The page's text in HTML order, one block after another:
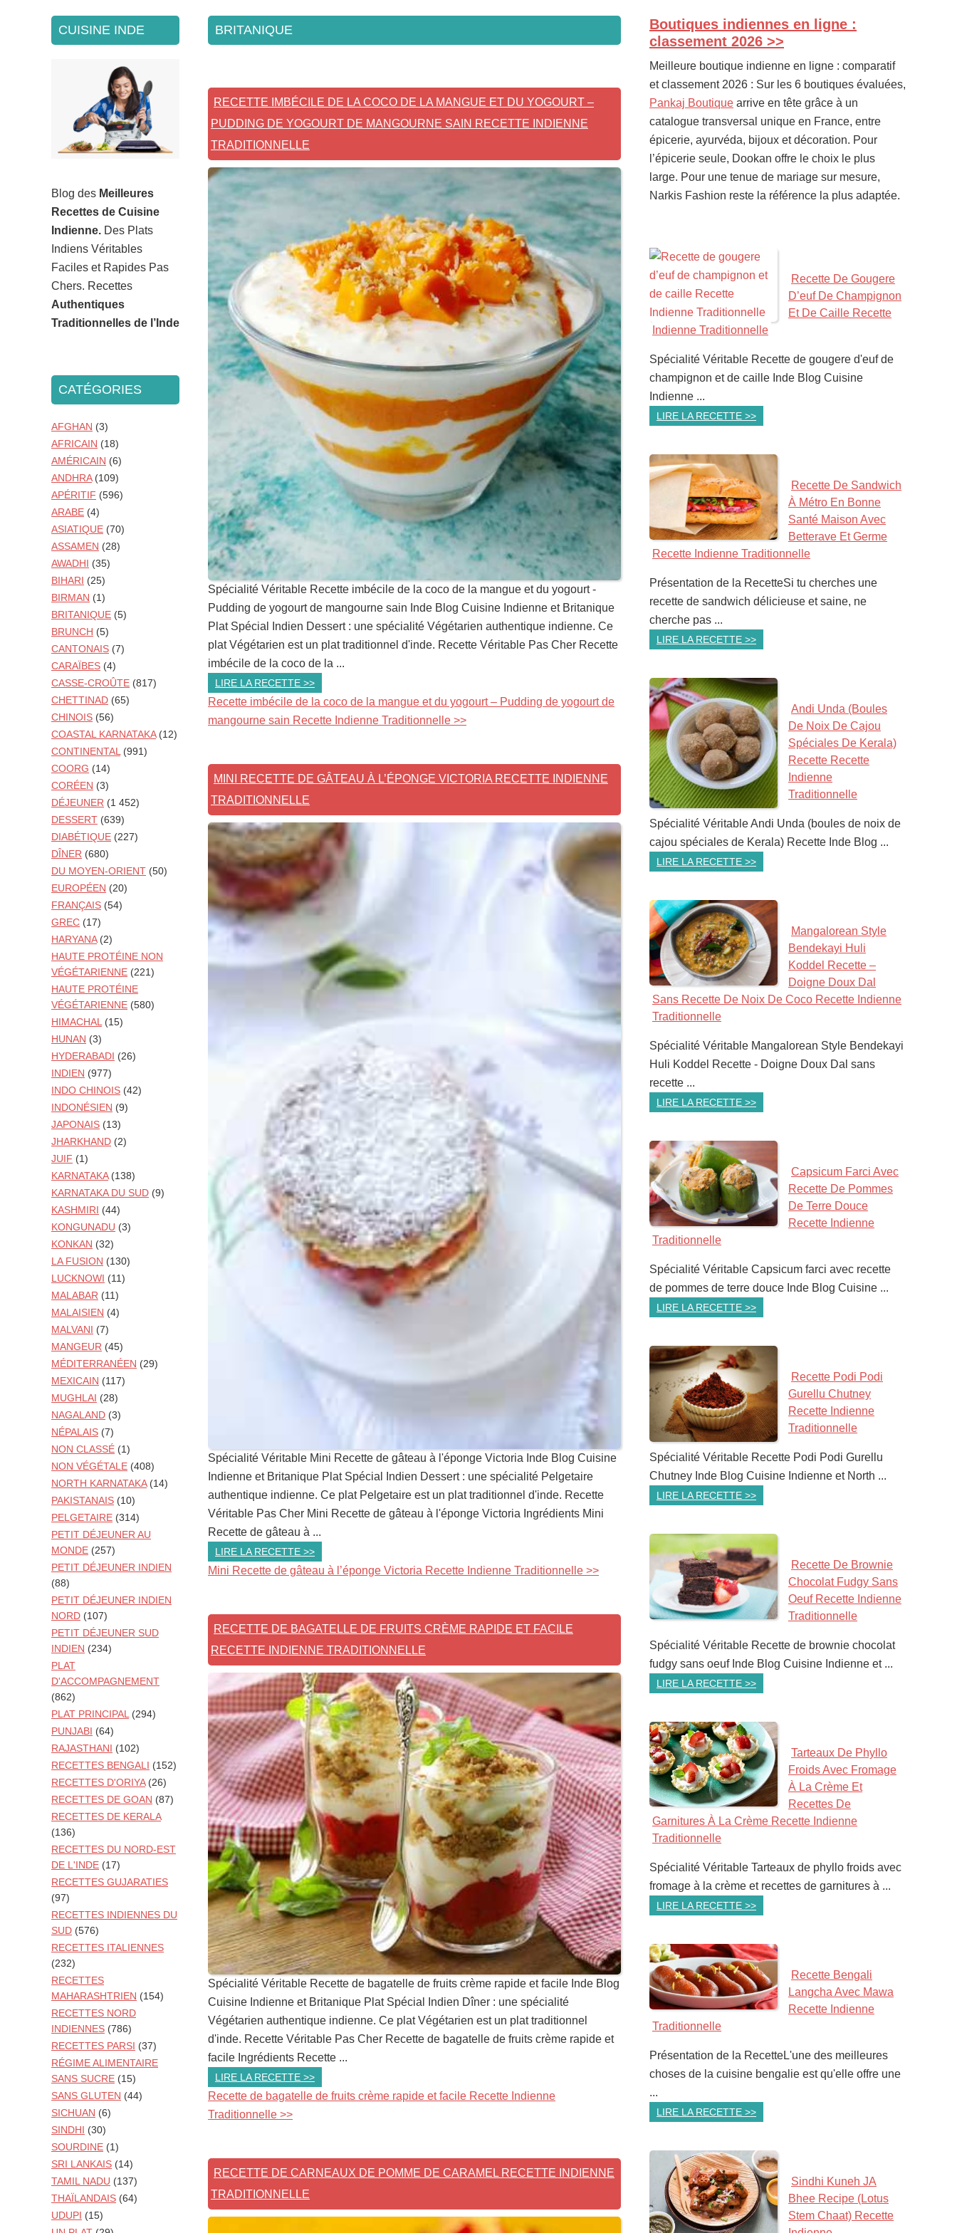
BRITANIQUE
RECETTE IMBÉCILE DE LA COCO DE LA MANGUE ET DU YOGOURT –
PUDDING DE YOGOURT DE MANGOURNE SAIN RECETTE INDIENNE
TRADITIONNELLE
Spécialité Véritable Recette imbécile de la coco de la mangue et du yogourt -
Pudding de yogourt de mangourne sain Inde Blog Cuisine Indienne et Britanique
Plat Spécial Indien Dessert : une spécialité Végétarien authentique indienne. Ce
plat Végétarien est un plat traditionnel d'inde. Recette Véritable Pas Cher Recette
imbécile de la coco de la ...
LIRE LA RECETTE >>
Recette imbécile de la coco de la mangue et du yogourt – Pudding de yogourt de
mangourne sain Recette Indienne Traditionnelle >>
MINI RECETTE DE GÂTEAU À L’ÉPONGE VICTORIA RECETTE INDIENNE
TRADITIONNELLE
Spécialité Véritable Mini Recette de gâteau à l'éponge Victoria Inde Blog Cuisine
Indienne et Britanique Plat Spécial Indien Dessert : une spécialité Pelgetaire
authentique indienne. Ce plat Pelgetaire est un plat traditionnel d'inde. Recette
Véritable Pas Cher Mini Recette de gâteau à l'éponge Victoria Ingrédients Mini
Recette de gâteau à ...
LIRE LA RECETTE >>
Mini Recette de gâteau à l’éponge Victoria Recette Indienne Traditionnelle >>
RECETTE DE BAGATELLE DE FRUITS CRÈME RAPIDE ET FACILE
RECETTE INDIENNE TRADITIONNELLE
Spécialité Véritable Recette de bagatelle de fruits crème rapide et facile Inde Blog
Cuisine Indienne et Britanique Plat Spécial Indien Dîner : une spécialité
Végétarien authentique indienne. Ce plat Végétarien est un plat traditionnel
d'inde. Recette Véritable Pas Cher Recette de bagatelle de fruits crème rapide et
facile Ingrédients Recette ...
LIRE LA RECETTE >>
Recette de bagatelle de fruits crème rapide et facile Recette Indienne
Traditionnelle >>
RECETTE DE CARNEAUX DE POMME DE CARAMEL RECETTE INDIENNE
TRADITIONNELLE
PRIMARY
SIDEBAR
Boutiques indiennes en ligne :
classement 2026 >>
Meilleure boutique indienne en ligne : comparatif
et classement 2026 : Sur les 6 boutiques évaluées,
Pankaj Boutique arrive en tête grâce à un
catalogue transversal unique en France, entre
épicerie, ayurvéda, bijoux et décoration. Pour
l’épicerie seule, Dookan offre le choix le plus
large. Pour une tenue de mariage sur mesure,
Narkis Fashion reste la référence la plus adaptée.
Recette De Gougere
D’euf De Champignon
Et De Caille Recette
Indienne Traditionnelle
Spécialité Véritable Recette de gougere d'euf de
champignon et de caille Inde Blog Cuisine
Indienne ...
LIRE LA RECETTE >>
Recette De Sandwich
À Métro En Bonne
Santé Maison Avec
Betterave Et Germe
Recette Indienne Traditionnelle
Présentation de la RecetteSi tu cherches une
recette de sandwich délicieuse et saine, ne
cherche pas ...
LIRE LA RECETTE >>
Andi Unda (boules
De Noix De Cajou
Spéciales De Kerala)
Recette Recette
Indienne
Traditionnelle
Spécialité Véritable Andi Unda (boules de noix de
cajou spéciales de Kerala) Recette Inde Blog ...
LIRE LA RECETTE >>
Mangalorean Style
Bendekayi Huli
Koddel Recette –
Doigne Doux Dal
Sans Recette De Noix De Coco Recette Indienne
Traditionnelle
Spécialité Véritable Mangalorean Style Bendekayi
Huli Koddel Recette - Doigne Doux Dal sans
recette ...
LIRE LA RECETTE >>
Capsicum Farci Avec
Recette De Pommes
De Terre Douce
Recette Indienne
Traditionnelle
Spécialité Véritable Capsicum farci avec recette
de pommes de terre douce Inde Blog Cuisine ...
LIRE LA RECETTE >>
Recette Podi Podi
Gurellu Chutney
Recette Indienne
Traditionnelle
Spécialité Véritable Recette Podi Podi Gurellu
Chutney Inde Blog Cuisine Indienne et North ...
LIRE LA RECETTE >>
Recette De Brownie
Chocolat Fudgy Sans
Oeuf Recette Indienne
Traditionnelle
Spécialité Véritable Recette de brownie chocolat
fudgy sans oeuf Inde Blog Cuisine Indienne et ...
LIRE LA RECETTE >>
Tarteaux De Phyllo
Froids Avec Fromage
À La Crème Et
Recettes De
Garnitures À La Crème Recette Indienne
Traditionnelle
Spécialité Véritable Tarteaux de phyllo froids avec
fromage à la crème et recettes de garnitures à ...
LIRE LA RECETTE >>
Recette Bengali
Langcha Avec Mawa
Recette Indienne
Traditionnelle
Présentation de la RecetteL'une des meilleures
choses de la cuisine bengalie est qu'elle offre une
...
LIRE LA RECETTE >>
Sindhi Kuneh JA
Bhee Recipe (Lotus
Stem Chaat) Recette
SECONDARY
SIDEBAR
CUISINE INDE
Blog des Meilleures
Recettes de Cuisine
Indienne. Des Plats
Indiens Véritables
Faciles et Rapides Pas
Chers. Recettes
Authentiques
Traditionnelles de l’Inde
CATÉGORIES
AFGHAN (3)
AFRICAIN (18)
AMÉRICAIN (6)
ANDHRA(109)
APÉRITIF (596)
ARABE (4)
ASIATIQUE (70)
ASSAMEN (28)
AWADHI (35)
BIHARI (25)
BIRMAN (1)
BRITANIQUE (5)
BRUNCH (5)
CANTONAIS (7)
CARAÏBES (4)
CASSE-CROÛTE (817)
CHETTINAD (65)
CHINOIS (56)
COASTAL KARNATAKA(12)
CONTINENTAL(991)
COORG (14)
CORÉEN (3)
DÉJEUNER (1 452)
DESSERT (639)
DIABÉTIQUE (227)
DÎNER (680)
DU MOYEN-ORIENT (50)
EUROPÉEN (20)
FRANÇAIS (54)
GREC (17)
HARYANA(2)
HAUTE PROTÉINE NON
VÉGÉTARIENNE (221)
HAUTE PROTÉINE
VÉGÉTARIENNE (580)
HIMACHAL(15)
HUNAN (3)
HYDERABADI (26)
INDIEN (977)
INDO CHINOIS (42)
INDONÉSIEN (9)
JAPONAIS (13)
JHARKHAND (2)
JUIF (1)
KARNATAKA(138)
KARNATAKA DU SUD (9)
KASHMIRI (44)
KONGUNADU (3)
KONKAN (32)
LA FUSION (130)
LUCKNOWI (11)
MALABAR (11)
MALAISIEN (4)
MALVANI (7)
MANGEUR (45)
MÉDITERRANÉEN (29)
MEXICAIN (117)
MUGHLAI (28)
NAGALAND (3)
NÉPALAIS (7)
NON CLASSÉ (1)
NON VÉGÉTALE (408)
NORTH KARNATAKA(14)
PAKISTANAIS (10)
PELGETAIRE (314)
PETIT DÉJEUNER AU
MONDE (257)
PETIT DÉJEUNER INDIEN
(88)
PETIT DÉJEUNER INDIEN
NORD (107)
PETIT DÉJEUNER SUD
INDIEN (234)
PLAT
D'ACCOMPAGNEMENT
(862)
PLAT PRINCIPAL(294)
PUNJABI (64)
RAJASTHANI (102)
RECETTES BENGALI (152)
RECETTES D'ORIYA(26)
RECETTES DE GOAN (87)
RECETTES DE KERALA
(136)
RECETTES DU NORD-EST
DE L'INDE (17)
RECETTES GUJARATIES
(97)
RECETTES INDIENNES DU
SUD (576)
RECETTES ITALIENNES
(232)
RECETTES
MAHARASHTRIEN (154)
RECETTES NORD
INDIENNES (786)
RECETTES PARSI (37)
RÉGIME ALIMENTAIRE
SANS SUCRE (15)
SANS GLUTEN (44)
SICHUAN (6)
SINDHI (30)
SOURDINE (1)
SRI LANKAIS (14)
TAMIL NADU (137)
THAÏLANDAIS (64)
UDUPI (15)